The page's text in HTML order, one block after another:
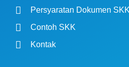
Persyaratan Dokumen SKK
Contoh SKK
Kontak